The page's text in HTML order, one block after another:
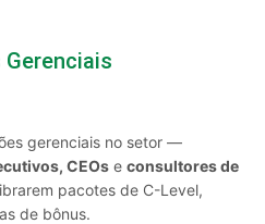
Gerenciais
gerenciais no setor —
CEOs e consultores de
pacotes de C-Level,
de bônus.